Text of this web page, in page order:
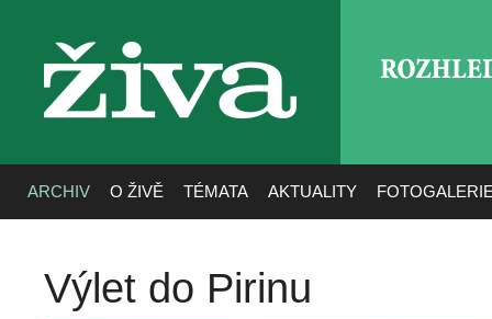
živa
ARCHIV O ŽIVĚ TÉMATA AKTUALITY
Výlet do Pirinu